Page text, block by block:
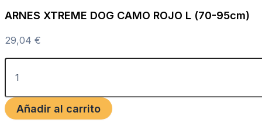
ARNES XTREME DOG CAMO ROJO L (70-95cm)
29,04 €
Añadir al carrito